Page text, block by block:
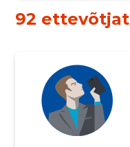
92 ettevõtjat